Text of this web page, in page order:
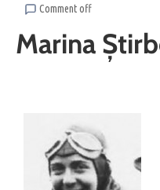
Comment off
Marina